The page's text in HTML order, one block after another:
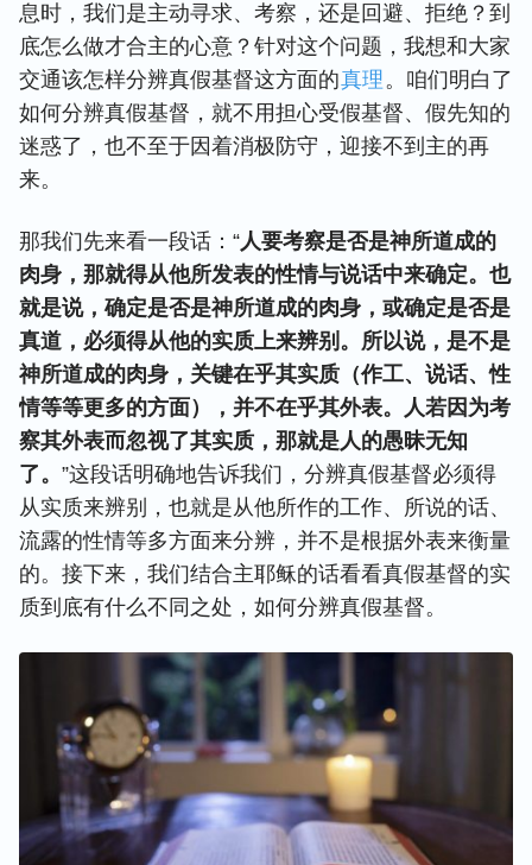
息时，我们是主动寻求、考察，还是回避、拒绝？到
底怎么做才合主的心意？针对这个问题，我想和大家
交通该怎样分辨真假基督这方面的真理。咱们明白了
如何分辨真假基督，就不用担心受假基督、假先知的
迷惑了，也不至于因着消极防守，迎接不到主的再
来。
那我们先来看一段话：“人要考察是否是神所道成的
肉身，那就得从他所发表的性情与说话中来确定。也
就是说，确定是否是神所道成的肉身，或确定是否是
真道，必须得从他的实质上来辨别。所以说，是不是
神所道成的肉身，关键在乎其实质（作工、说话、性
情等等更多的方面），并不在乎其外表。人若因为考
察其外表而忽视了其实质，那就是人的愚昧无知
了。 ”这段话明确地告诉我们，分辨真假基督必须得
从实质来辨别，也就是从他所作的工作、所说的话、
流露的性情等多方面来分辨，并不是根据外表来衡量
的。接下来，我们结合主耶稣的话看看真假基督的实
质到底有什么不同之处，如何分辨真假基督。